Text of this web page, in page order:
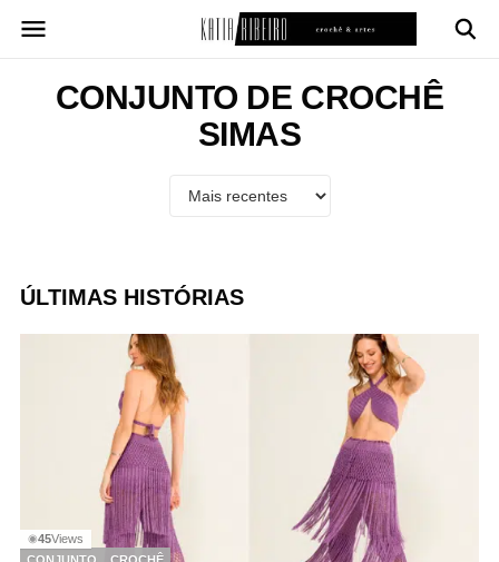
para
conteúdoCONJUNTO DE CROCHÊ
SIMAS
ÚLTIMAS HISTÓRIAS
◉45Views